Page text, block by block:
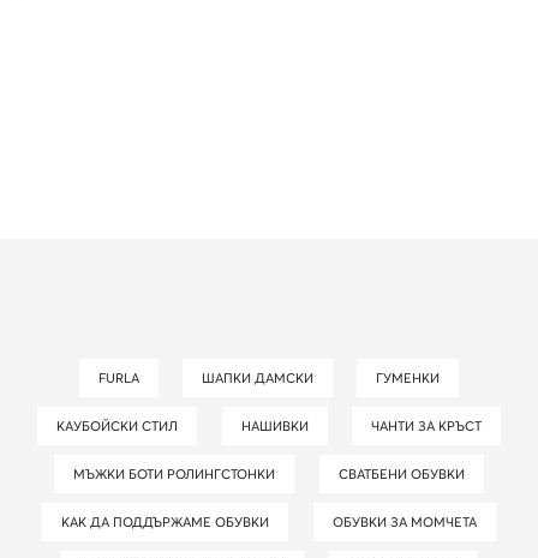
FURLA ШАПКИ ДАМСКИ ГУМЕНКИ
КАУБОЙСКИ СТИЛ НАШИВКИ ЧАНТИ ЗА КРЪСТ
МЪЖКИ БОТИ РОЛИНГСТОНКИ СВАТБЕНИ ОБУВКИ
КАК ДА ПОДДЪРЖАМЕ ОБУВКИ ОБУВКИ ЗА МОМЧЕТА